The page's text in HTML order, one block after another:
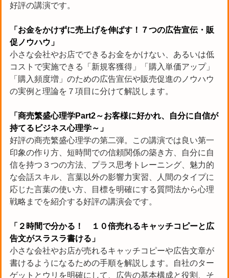
好評の講演です。
「お金をかけずに売上げを伸ばす！７つの広告宣伝・販
促ノウハウ」
小さな会社やお店でできるお金をかけない、あるいは低
コストで実施できる「新規客獲得」「購入単価アップ」
「購入頻度増」のための広告宣伝や販売促進のノウハウ
の実例と理論を７項目に分けて解説します。
「商売繁盛心理学Part2～お客様に好かれ、自分に自信が
持てるビジネス心理学～」
好評の商売繁盛心理学の第二弾。この講演では良い第一
印象の作り方、短時間での信頼関係の築き方、自分に自
信を持つ３つの方法、プラス思考トレーニング、魅力的
な会話スキル、言葉以外の影響力実習、人間のタイプに
応じた言葉の使い方、目標を明確にする質問法から心理
戦略までを紹介する好評の講演会です。
「２時間で分かる！ １０倍売れるキャッチコピーと広
告文がスラスラ書ける」
小さな会社やお店が売れるキャッチコピーや広告文章が
書けるようになるための手順を解説します。自社のター
ゲットとウリを明確にして、広告の基本構成と役割、そ